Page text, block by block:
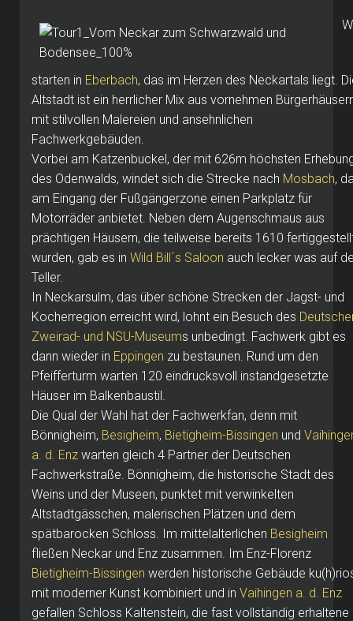
starten in Eberbach, das im Herzen des Neckartals liegt.
Altstadt ist ein herrlicher Mix aus vornehmen
mit stilvollen Malereien und ansehnlichen
Fachwerkgebäuden.
Vorbei am Katzenbuckel, der mit 626m höchsten
des Odenwalds, windet sich die Strecke nach Mosbach,
am Eingang der Fußgängerzone einen Parkplatz für
Motorräder anbietet. Neben dem Augenschmaus aus
prächtigen Häusern, die teilweise bereits 1610
wurden, gab es in Wild Bill´s Saloon auch lecker was auf
Teller.
In Neckarsulm, das über schöne Strecken der Jagst- und
Kocherregion erreicht wird, lohnt ein Besuch des
Zweirad- und NSU-Museums unbedingt. Fachwerk gibt es
dann wieder in Eppingen zu bestaunen. Rund um den
Pfeifferturm warten 120 eindrucksvoll instandgesetzte
Häuser im Balkenbaustil.
Die Qual der Wahl hat der Fachwerkfan, denn mit
Bönnigheim, Besigheim, Bietigheim-Bissingen und
a. d. Enz warten gleich 4 Partner der Deutschen
Fachwerkstraße. Bönnigheim, die historische Stadt des
Weins und der Museen, punktet mit verwinkelten
Altstadtgässchen, malerischen Plätzen und dem
spätbarocken Schloss. Im mittelalterlichen Besigheim
fließen Neckar und Enz zusammen. Im Enz-Florenz
Bietigheim-Bissingen werden historische Gebäude
mit moderner Kunst kombiniert und in Vaihingen a. d. Enz
gefallen Schloss Kaltenstein, die fast vollständig erhaltene